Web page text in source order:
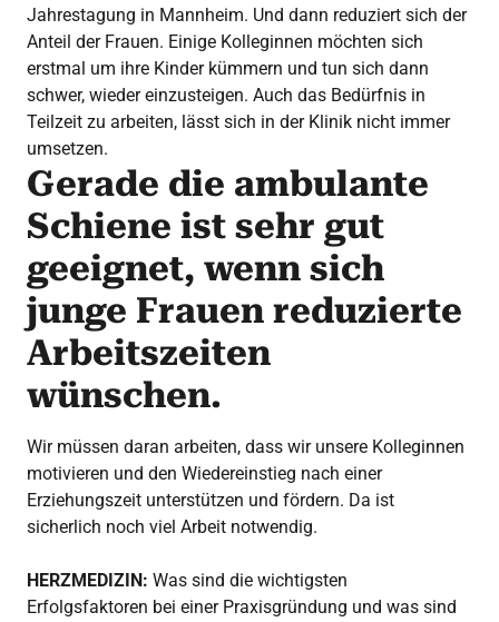
Jahrestagung in Mannheim. Und dann reduziert sich der
Anteil der Frauen. Einige Kolleginnen möchten sich
erstmal um ihre Kinder kümmern und tun sich dann
schwer, wieder einzusteigen. Auch das Bedürfnis in
Teilzeit zu arbeiten, lässt sich in der Klinik nicht immer
umsetzen.
Gerade die ambulante
Schiene ist sehr gut
geeignet, wenn sich
junge Frauen reduzierte
Arbeitszeiten
wünschen.
Wir müssen daran arbeiten, dass wir unsere Kolleginnen
motivieren und den Wiedereinstieg nach einer
Erziehungszeit unterstützen und fördern. Da ist
sicherlich noch viel Arbeit notwendig.
HERZMEDIZIN: Was sind die wichtigsten
Erfolgsfaktoren bei einer Praxisgründung und was sind